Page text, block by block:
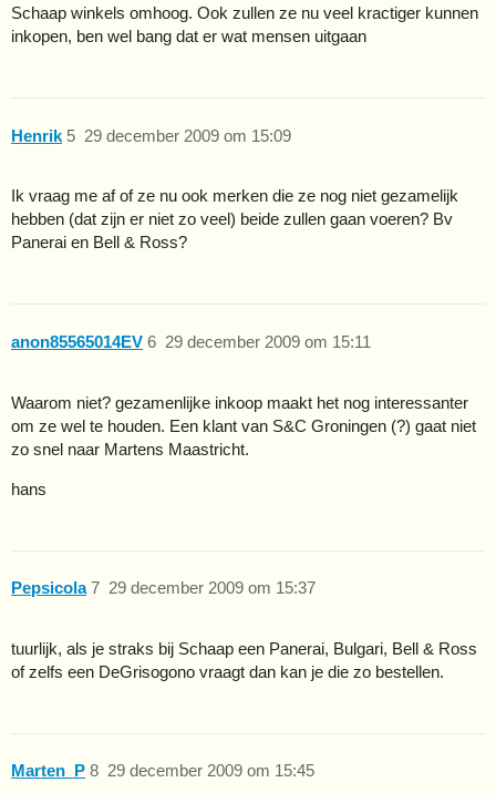
Schaap winkels omhoog. Ook zullen ze nu veel kractiger kunnen
inkopen, ben wel bang dat er wat mensen uitgaan
Henrik 29 december 2009 om 15:09
5
Ik vraag me af of ze nu ook merken die ze nog niet gezamelijk
hebben (dat zijn er niet zo veel) beide zullen gaan voeren? Bv
Panerai en Bell & Ross?
anon85565014EV 29 december 2009 om 15:11
6
Waarom niet? gezamenlijke inkoop maakt het nog interessanter
om ze wel te houden. Een klant van S&C Groningen (?) gaat niet
zo snel naar Martens Maastricht.
hans
Pepsicola 29 december 2009 om 15:37
7
tuurlijk, als je straks bij Schaap een Panerai, Bulgari, Bell & Ross
of zelfs een DeGrisogono vraagt dan kan je die zo bestellen.
Marten_P 29 december 2009 om 15:45
8